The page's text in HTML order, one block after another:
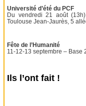
Université d’été du PCF
Du vendredi 21 août
Toulouse Jean-Jaurès, 5
Fête de l’Humanité
11-12-13 septembre – Base
Ils l’ont fait !